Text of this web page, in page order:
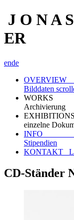
J O N A
ER
ende
Bilddaten
Archivierung
einzelne
INFO
Stipendien
KONTAKT_
CD-Ständer